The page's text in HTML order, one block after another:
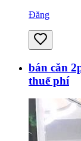
Đăng
bán căn
thuế phí